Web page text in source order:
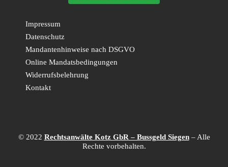
Impressum
Datenschutz
Mandantenhinweise nach DSGVO
Online Mandatsbedingungen
Widerrufsbelehrung
Kontakt
© 2022 Rechtsanwälte Kotz GbR – Bussgeld Siegen– Alle
Rechte vorbehalten.